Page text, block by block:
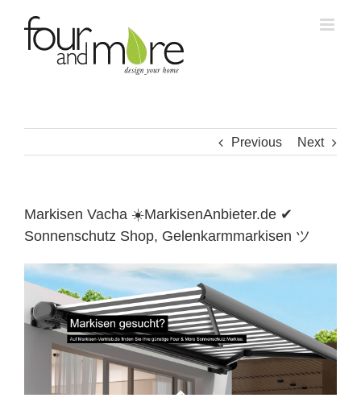
content
Previous Next
Markisen Vacha ☀️MarkisenAnbieter.de ✔
Sonnenschutz Shop, Gelenkarmmarkisen ツ